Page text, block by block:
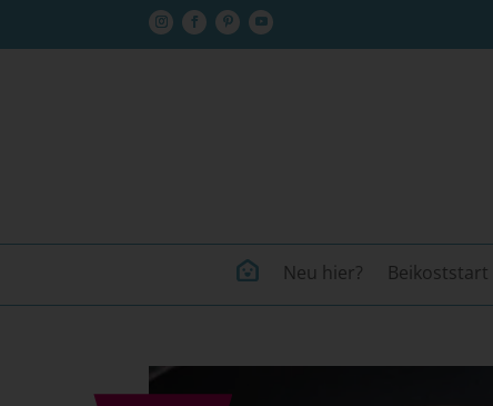
Neu hier? Beikoststart